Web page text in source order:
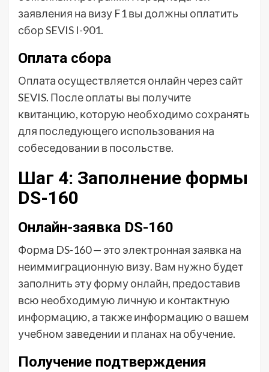
заявления на визу F1 вы должны оплатить
сбор SEVIS I-901.
Оплата сбора
Оплата осуществляется онлайн через сайт
SEVIS. После оплаты вы получите
квитанцию, которую необходимо сохранять
для последующего использования на
собеседовании в посольстве.
Шаг 4: Заполнение формы
DS-160
Онлайн-заявка DS-160
Форма DS-160 — это электронная заявка на
неиммиграционную визу. Вам нужно будет
заполнить эту форму онлайн, предоставив
всю необходимую личную и контактную
информацию, а также информацию о вашем
учебном заведении и планах на обучение.
Получение подтверждения